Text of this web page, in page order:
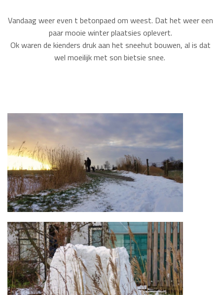
Vandaag weer even t betonpaed om weest. Dat het weer een
paar mooie winter plaatsies oplevert.
Ok waren de kienders druk aan het sneehut bouwen, al is dat
wel moeilijk met son bietsie snee.